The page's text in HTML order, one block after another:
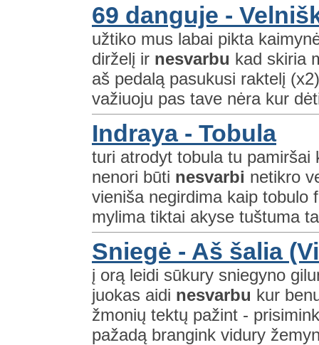
69 danguje -
užtiko mus labai pikta
dirželį ir nesvarbu kad skiria
aš pedalą pasukusi raktelį
važiuoju pas tave nėra kur
Indraya - Tobula
turi atrodyt tobula tu pamiršai
nenori būti nesvarbi netikro
vieniša negirdima kaip tobulo
mylima tiktai akyse tuštuma
Sniegė - Aš šalia
į orą leidi sūkury sniegyno
juokas aidi nesvarbu kur
žmonių tektų pažint -
pažadą brangink vidury